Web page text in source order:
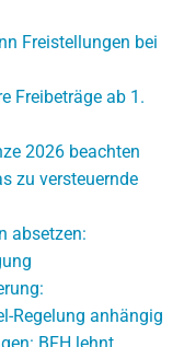
Freistellungen bei
Freibeträge ab 1.
2026 beachten
zu versteuernde
absetzen:
Regelung anhängig